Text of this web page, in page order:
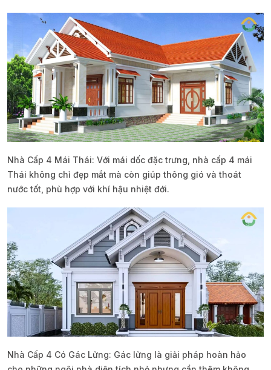
Nhà Cấp 4 Mái Thái: Với mái dốc đặc trưng, nhà cấp 4 mái
Thái không chỉ đẹp mắt mà còn giúp thông gió và thoát
nước tốt, phù hợp với khí hậu nhiệt đới.
Nhà Cấp 4 Có Gác Lửng: Gác lửng là giải pháp hoàn hảo